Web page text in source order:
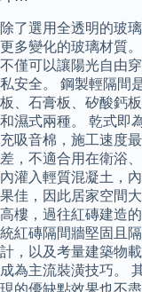
除了選用全透明的玻
更多變化的玻璃材質
不僅可以讓陽光自由
私安全。 鋼製輕隔間
板、石膏板、矽酸鈣
和濕式兩種。 乾式即
充吸音棉，施工速度
差，不適合用在衛浴
內灌入輕質混凝土，
果佳，因此居家空間
高樓，過往紅磚建造
統紅磚隔間牆堅固且
計，以及考量建築物
成為主流裝潢技巧。
現的優缺點效果也不